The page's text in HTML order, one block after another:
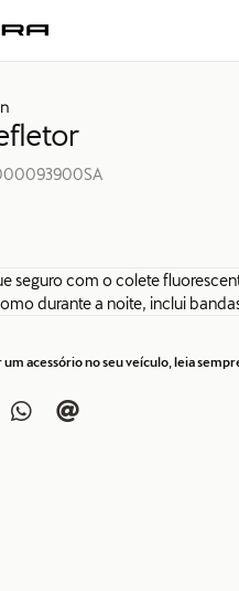
seguro com o colete
durante a noite, inclui
um acessório no seu veículo, leia